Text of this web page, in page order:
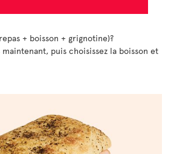
+ boisson + grignotine)?
puis choisissez la boisson et